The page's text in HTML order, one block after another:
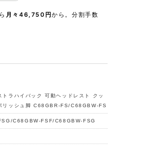
月々46,750円から。分割手数
ラハイバック 可動ヘッドレスト クッ
リッシュ脚 C68GBR-FS/C68GBW-FS
C68GBW-FSF/C68GBW-FSG